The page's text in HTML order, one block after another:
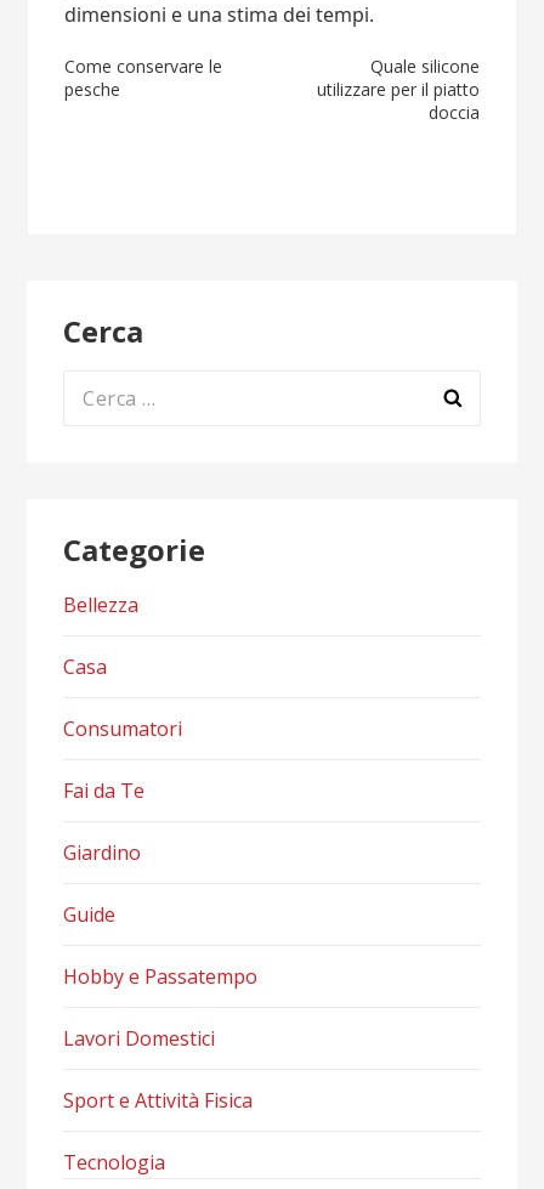
dimensioni e una stima dei tempi.
Navigazione
Come conservare le
pesche
Quale silicone
utilizzare per il piatto
doccia
Cerca
Ricerca
Categorie
Bellezza
Casa
Consumatori
Fai da Te
Giardino
Guide
Hobby e Passatempo
Lavori Domestici
Sport e Attività Fisica
Tecnologia